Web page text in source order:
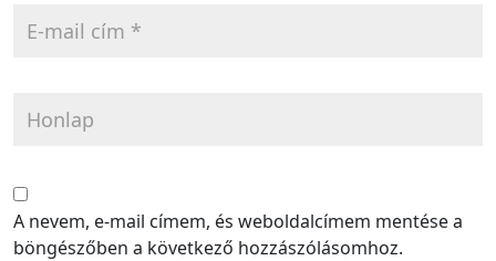
A nevem, e-mail címem, és weboldalcímem mentése a
böngészőben a következő hozzászólásomhoz.